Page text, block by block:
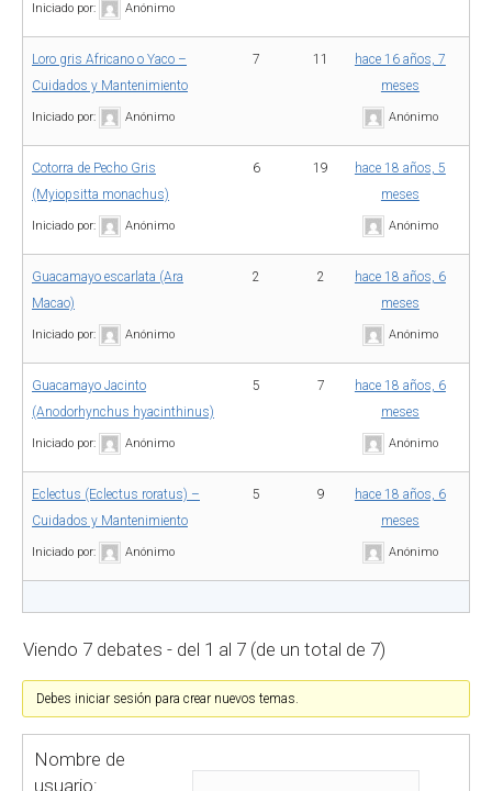
Iniciado por: Anónimo
Loro gris Africano o Yaco –
Cuidados y Mantenimiento
Iniciado por: Anónimo
7 11
hace 16 años, 7
meses
Anónimo
Cotorra de Pecho Gris
(Myiopsitta monachus)
Iniciado por: Anónimo
6 19
hace 18 años, 5
meses
Anónimo
Guacamayo escarlata (Ara
Macao)
Iniciado por: Anónimo
2 2
hace 18 años, 6
meses
Anónimo
Guacamayo Jacinto
(Anodorhynchus hyacinthinus)
Iniciado por: Anónimo
5 7
hace 18 años, 6
meses
Anónimo
Eclectus (Eclectus roratus) –
Cuidados y Mantenimiento
Iniciado por: Anónimo
5 9
hace 18 años, 6
meses
Anónimo
Viendo 7 debates - del 1 al 7 (de un total de 7)
Debes iniciar sesión para crear nuevos temas.
Nombre de
usuario: